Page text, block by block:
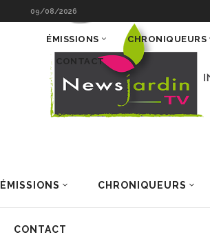
09/08/2026
ÉMISSIONS CHRONIQUEURS
CONTACT
ÉMISSIONS CHRONIQUEURS
CONTACT